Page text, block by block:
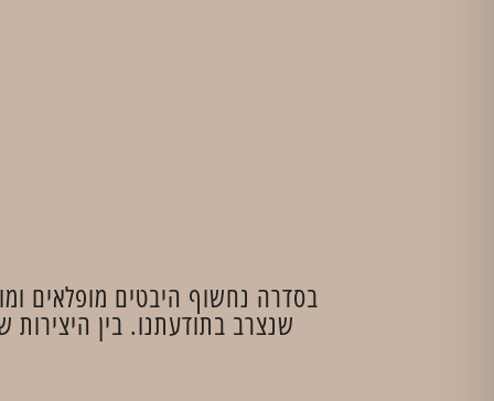
בסדרה נחשוף היבטים מופלאים
שנצרב בתודעתנו. בין